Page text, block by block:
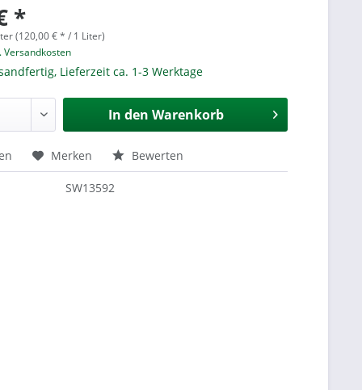
*
(120,00 € * / 1 Liter)
Versandkosten
Lieferzeit ca. 1-3 Werktage
In den Warenkorb
Merken Bewerten
SW13592